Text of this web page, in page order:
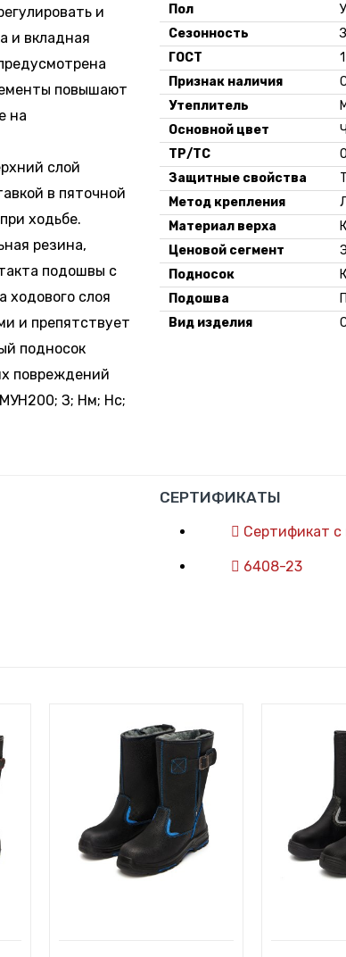
и
и вкладная
повышают
на
слой
в пяточной
ходьбе.
резина,
подошвы с
ходового слоя
и препятствует
подносок
повреждений
З; Нм; Нс;
Пол
Сезонность
ГОСТ
Признак наличия
Утеплитель
Основной цвет
ТР/ТС
Защитные свойства
Метод крепления
Материал верха
Ценовой сегмент
Подносок
Подошва
Вид изделия
СЕРТИФИКАТЫ
Сертификат
6408-23